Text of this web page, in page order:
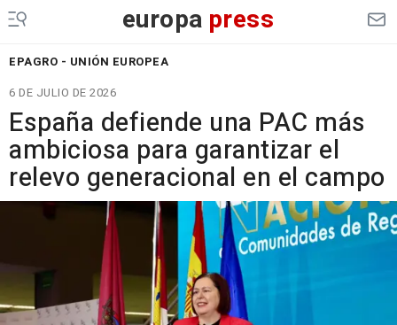
europa press
EPAGRO - UNIÓN EUROPEA
6 DE JULIO DE 2026
España defiende una PAC más
ambiciosa para garantizar el
relevo generacional en el campo